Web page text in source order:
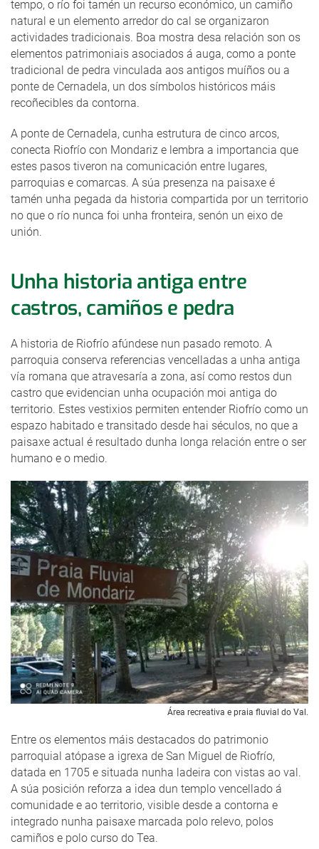
tempo, o río foi tamén un recurso económico, un camiño
natural e un elemento arredor do cal se organizaron
actividades tradicionais. Boa mostra desa relación son os
elementos patrimoniais asociados á auga, como a ponte
tradicional de pedra vinculada aos antigos muíños ou a
ponte de Cernadela, un dos símbolos históricos máis
recoñecibles da contorna.
A ponte de Cernadela, cunha estrutura de cinco arcos,
conecta Riofrío con Mondariz e lembra a importancia que
estes pasos tiveron na comunicación entre lugares,
parroquias e comarcas. A súa presenza na paisaxe é
tamén unha pegada da historia compartida por un territorio
no que o río nunca foi unha fronteira, senón un eixo de
unión.
Unha historia antiga entre
castros, camiños e pedra
A historia de Riofrío afúndese nun pasado remoto. A
parroquia conserva referencias vencelladas a unha antiga
vía romana que atravesaría a zona, así como restos dun
castro que evidencian unha ocupación moi antiga do
territorio. Estes vestixios permiten entender Riofrío como un
espazo habitado e transitado desde hai séculos, no que a
paisaxe actual é resultado dunha longa relación entre o ser
humano e o medio.
Área recreativa e praia fluvial do Val.
Entre os elementos máis destacados do patrimonio
parroquial atópase a igrexa de San Miguel de Riofrío,
datada en 1705 e situada nunha ladeira con vistas ao val.
A súa posición reforza a idea dun templo vencellado á
comunidade e ao territorio, visible desde a contorna e
integrado nunha paisaxe marcada polo relevo, polos
camiños e polo curso do Tea.